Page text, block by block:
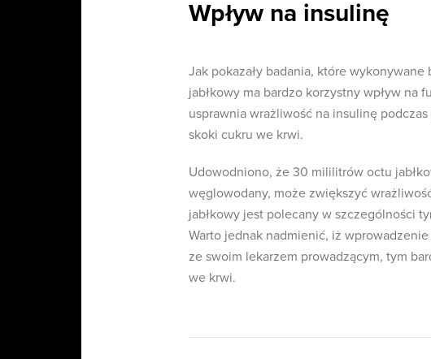
Wpływ na insulinę
Jak pokazały badania, które
jabłkowy ma bardzo korzystny wpływ
usprawnia wrażliwość na insulinę
skoki cukru we krwi.
Udowodniono, że 30 mililitrów octu
węglowodany, może zwiększyć
jabłkowy jest polecany w szczególności
Warto jednak nadmienić, iż
ze swoim lekarzem prowadzącym, tym
we krwi.